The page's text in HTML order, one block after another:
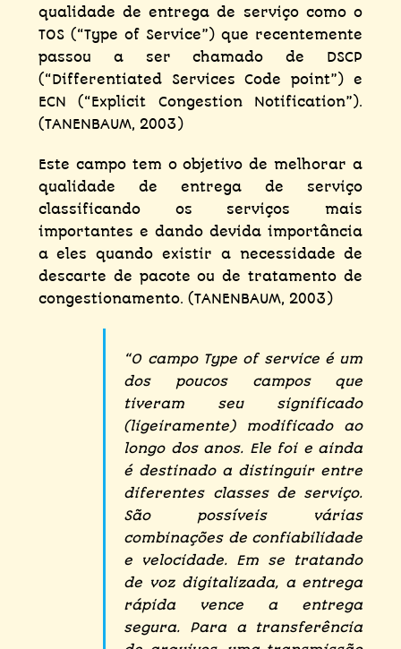
qualidade de entrega de serviço como o
TOS (“Type of Service”) que recentemente
passou a ser chamado de DSCP
(“Differentiated Services Code point”) e
ECN (“Explicit Congestion Notification”).
(TANENBAUM, 2003)
Este campo tem o objetivo de melhorar a
qualidade de entrega de serviço
classificando os serviços mais
importantes e dando devida importância
a eles quando existir a necessidade de
descarte de pacote ou de tratamento de
congestionamento. (TANENBAUM, 2003)
“O campo Type of service é um
dos poucos campos que
tiveram seu significado
(ligeiramente) modificado ao
longo dos anos. Ele foi e ainda
é destinado a distinguir entre
diferentes classes de serviço.
São possíveis várias
combinações de confiabilidade
e velocidade. Em se tratando
de voz digitalizada, a entrega
rápida vence a entrega
segura. Para a transferência